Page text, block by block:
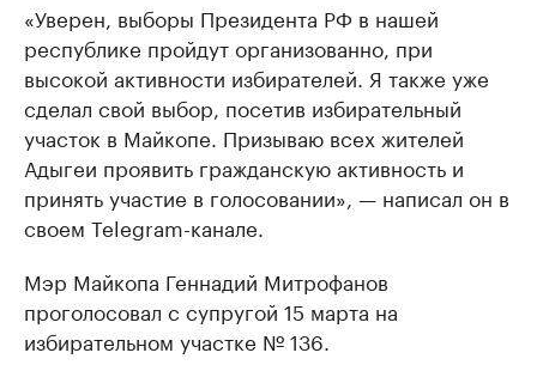
«Уверен, выборы Президента РФ в нашей
республике пройдут организованно, при
высокой активности избирателей. Я также уже
сделал свой выбор, посетив избирательный
участок в Майкопе. Призываю всех жителей
Адыгеи проявить гражданскую активность и
принять участие в голосовании», — написал он в
своем Telegram-канале.
Мэр Майкопа Геннадий Митрофанов
проголосовал с супругой 15 марта на
избирательном участке № 136.